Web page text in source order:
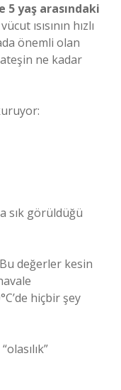
5 yaş arasındaki
ısısının hızlı
önemli olan
ne kadar
sık görüldüğü
değerler kesin
hiçbir şey